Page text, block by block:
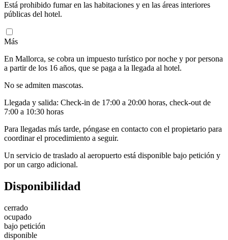
Está prohibido fumar en las habitaciones y en las áreas interiores
públicas del hotel.
Más
En Mallorca, se cobra un impuesto turístico por noche y por persona
a partir de los 16 años, que se paga a la llegada al hotel.
No se admiten mascotas.
Llegada y salida: Check-in de 17:00 a 20:00 horas, check-out de
7:00 a 10:30 horas
Para llegadas más tarde, póngase en contacto con el propietario para
coordinar el procedimiento a seguir.
Un servicio de traslado al aeropuerto está disponible bajo petición y
por un cargo adicional.
Disponibilidad
cerrado
ocupado
bajo petición
disponible